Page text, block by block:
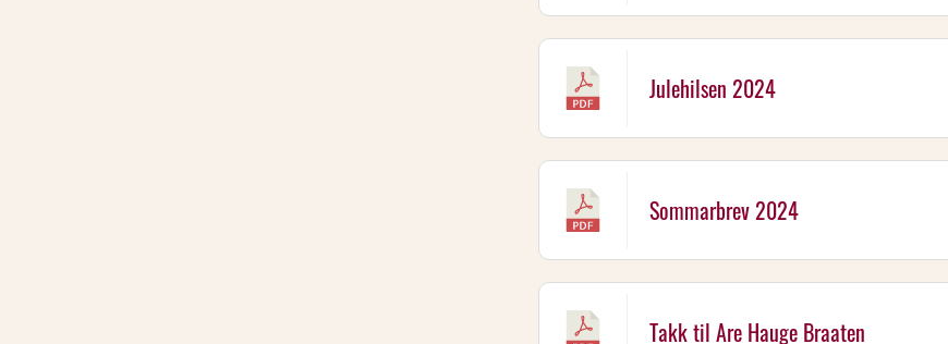
Julehilsen 2024
Sommarbrev 2024
Takk til Are Hauge Braaten